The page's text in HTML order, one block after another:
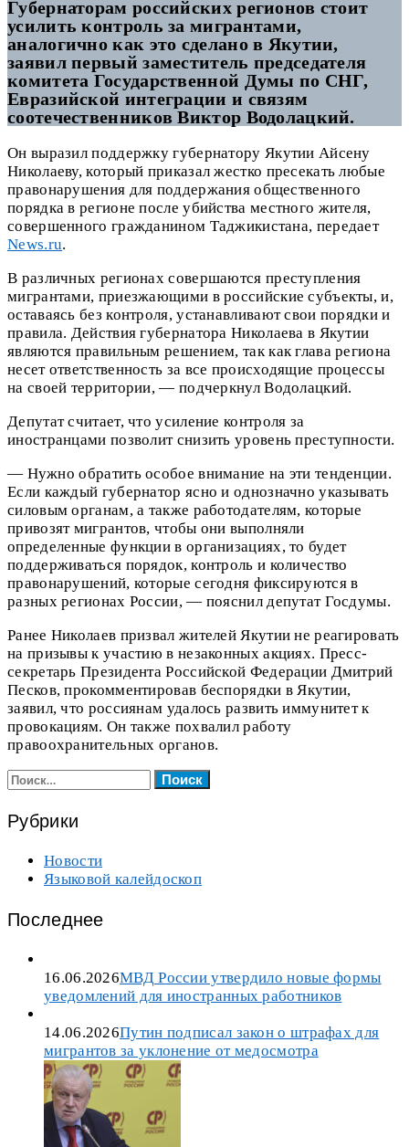
Губернаторам российских регионов стоит
усилить контроль за мигрантами,
аналогично как это сделано в Якутии,
заявил первый заместитель председателя
комитета Государственной Думы по СНГ,
Евразийской интеграции и связям
соотечественников Виктор Водолацкий.
Он выразил поддержку губернатору Якутии Айсену
Николаеву, который приказал жестко пресекать любые
правонарушения для поддержания общественного
порядка в регионе после убийства местного жителя,
совершенного гражданином Таджикистана, передает
News.ru.
В различных регионах совершаются преступления
мигрантами, приезжающими в российские субъекты, и,
оставаясь без контроля, устанавливают свои порядки и
правила. Действия губернатора Николаева в Якутии
являются правильным решением, так как глава региона
несет ответственность за все происходящие процессы
на своей территории, — подчеркнул Водолацкий.
Депутат считает, что усиление контроля за
иностранцами позволит снизить уровень преступности.
— Нужно обратить особое внимание на эти тенденции.
Если каждый губернатор ясно и однозначно указывать
силовым органам, а также работодателям, которые
привозят мигрантов, чтобы они выполняли
определенные функции в организациях, то будет
поддерживаться порядок, контроль и количество
правонарушений, которые сегодня фиксируются в
разных регионах России, — пояснил депутат Госдумы.
Ранее Николаев призвал жителей Якутии не реагировать
на призывы к участию в незаконных акциях. Пресс-
секретарь Президента Российской Федерации Дмитрий
Песков, прокомментировав беспорядки в Якутии,
заявил, что россиянам удалось развить иммунитет к
провокациям. Он также похвалил работу
правоохранительных органов.
Найти:
Рубрики
Новости
Языковой калейдоскоп
Последнее
16.06.2026МВД России утвердило новые формы
уведомлений для иностранных работников
14.06.2026Путин подписал закон о штрафах для
мигрантов за уклонение от медосмотра